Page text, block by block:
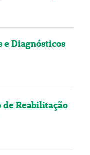
e Diagnósticos
de Reabilitação